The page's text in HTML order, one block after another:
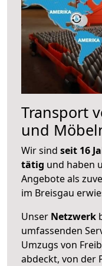
Transport
und
Wir sind seit 16
tätig und haben
Angebote als
im Breisgau
Unser Netzwerk
umfassenden
Umzugs von
abdeckt, von der